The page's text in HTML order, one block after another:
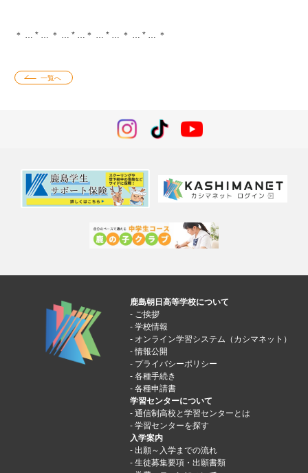
＊ … * … ＊ … * …＊ … * … ＊ … * … ＊
一覧へ
鹿島朝日高等学校について
ご挨拶
学校情報
オンライン学習システム（カシマネット）
情報公開
プライバシーポリシー
各種手続き
各種申請書
学習センターについて
通信制高校と学習センターとは
学習センターを探す
入学案内
出願～入学までの流れ
生徒募集要項・出願書類